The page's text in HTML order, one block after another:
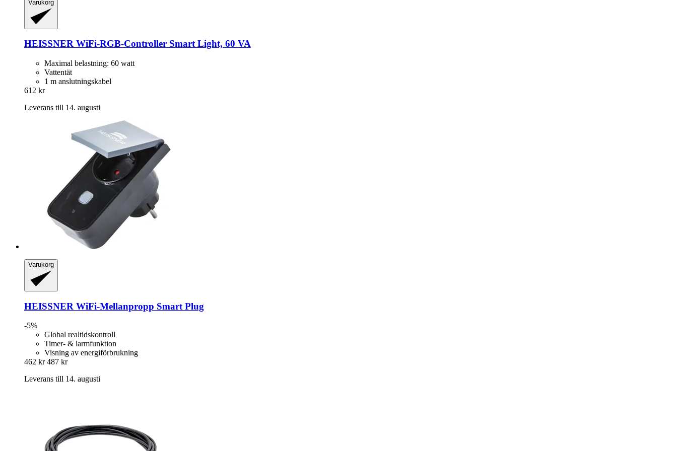
Varukorg
HEISSNER WiFi-​RGB-​Controller Smart Light, 60 VA
Maximal belastning: 60 watt
Vattentät
1 m anslutningskabel
612 kr
Leverans till 14. augusti
Varukorg
HEISSNER WiFi-​Mellanpropp Smart Plug
-5%
Global realtidskontroll
Timer- & larmfunktion
Visning av energiförbrukning
462 kr 487 kr
Leverans till 14. augusti